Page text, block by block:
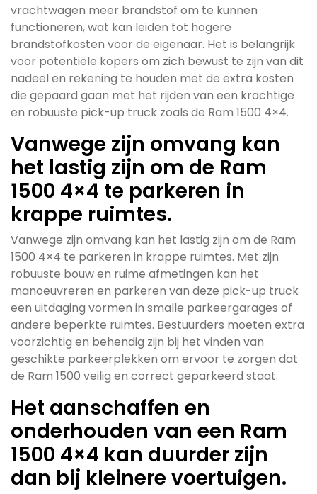
vrachtwagen meer brandstof om te kunnen
functioneren, wat kan leiden tot hogere
brandstofkosten voor de eigenaar. Het is belangrijk
voor potentiële kopers om zich bewust te zijn van dit
nadeel en rekening te houden met de extra kosten
die gepaard gaan met het rijden van een krachtige
en robuuste pick-up truck zoals de Ram 1500 4×4.
Vanwege zijn omvang kan
het lastig zijn om de Ram
1500 4×4 te parkeren in
krappe ruimtes.
Vanwege zijn omvang kan het lastig zijn om de Ram
1500 4×4 te parkeren in krappe ruimtes. Met zijn
robuuste bouw en ruime afmetingen kan het
manoeuvreren en parkeren van deze pick-up truck
een uitdaging vormen in smalle parkeergarages of
andere beperkte ruimtes. Bestuurders moeten extra
voorzichtig en behendig zijn bij het vinden van
geschikte parkeerplekken om ervoor te zorgen dat
de Ram 1500 veilig en correct geparkeerd staat.
Het aanschaffen en
onderhouden van een Ram
1500 4×4 kan duurder zijn
dan bij kleinere voertuigen.